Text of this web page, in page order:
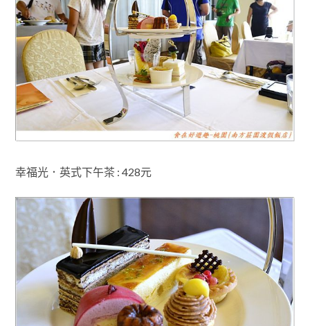
幸福光．英式下午茶 : 428元